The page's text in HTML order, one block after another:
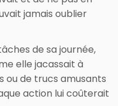
jamais oublier
de sa journée,
elle jacassait à
ou de trucs amusants
action lui coûterait